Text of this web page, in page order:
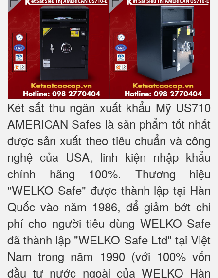
Két sắt thu ngân xuất khẩu Mỹ US710
AMERICAN Safes là sản phẩm tốt nhất
được sản xuất theo tiêu chuẩn và công
nghệ của USA, linh kiện nhập khẩu
chính hãng 100%. Thương hiệu
"WELKO Safe" được thành lập tại Hàn
Quốc vào năm 1986, để giảm bớt chi
phí cho người tiêu dùng WELKO Safe
đã thành lập "WELKO Safe Ltd" tại Việt
Nam trong năm 1990 (với 100% vốn
đầu tư nước ngoài của WELKO Hàn